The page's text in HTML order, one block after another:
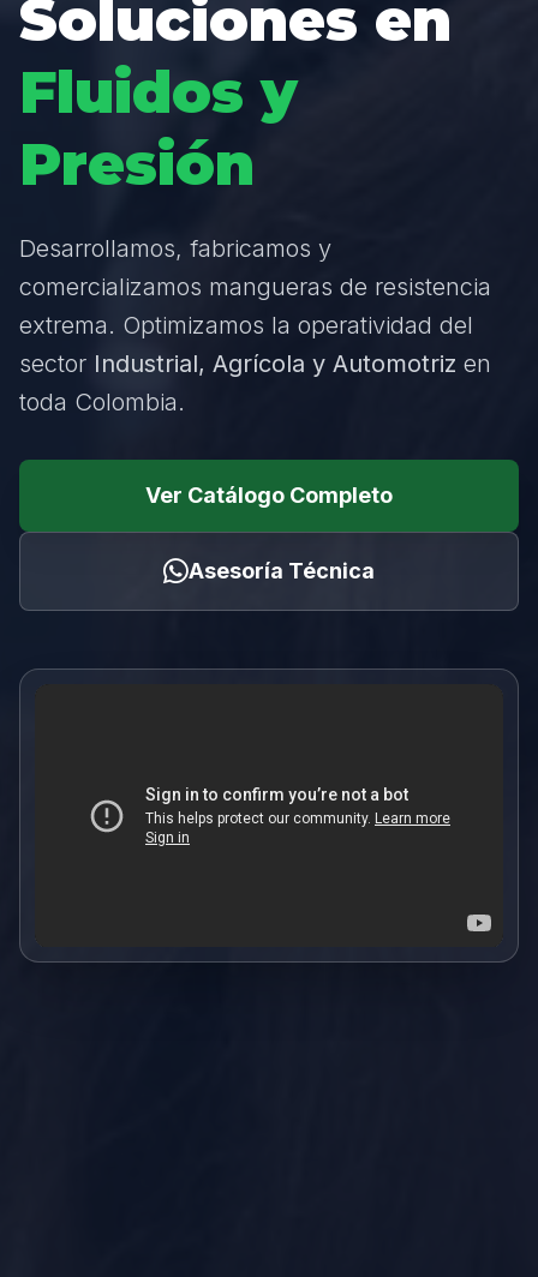
Soluciones en
Fluidos y
Presión
Desarrollamos, fabricamos y
comercializamos mangueras de resistencia
extrema. Optimizamos la operatividad del
sector Industrial, Agrícola y Automotriz en
toda Colombia.
Ver Catálogo Completo
Asesoría Técnica